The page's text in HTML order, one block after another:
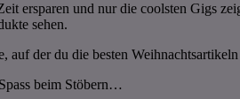
ersparen und nur die coolsten Gigs
sehen.
auf der du die besten
beim Stöbern…